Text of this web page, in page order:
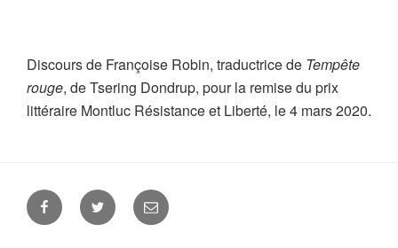
Discours de Françoise Robin, traductrice de Tempête
rouge, de Tsering Dondrup, pour la remise du prix
littéraire Montluc Résistance et Liberté, le 4 mars 2020.
FacebookTwitter
E-
mail